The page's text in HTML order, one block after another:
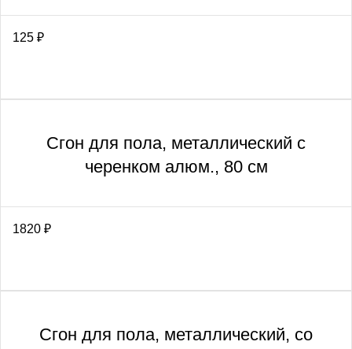
125 ₽
Сгон для пола, металлический с
черенком алюм., 80 см
1820 ₽
Сгон для пола, металлический, со